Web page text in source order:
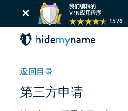
我们编辑的
VPN应用程序
1576
返回目录
第三方申请